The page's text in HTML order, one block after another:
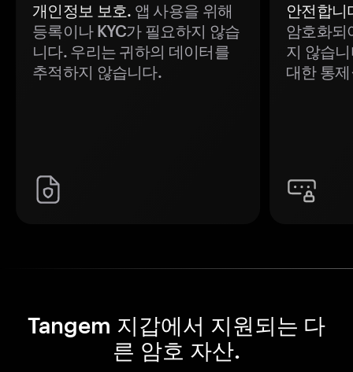
개인정보 보호. 앱 사용을 위해
등록이나 KYC가 필요하지 않습
니다. 우리는 귀하의 데이터를
추적하지 않습니다.
안전합니
암호화되
지 않습
대한 통
Tangem 지갑에서 지원되는 다
른 암호 자산.